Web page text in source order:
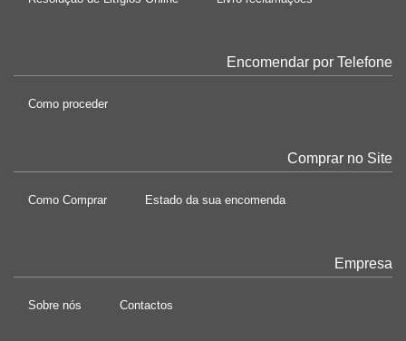
Encomendar por Telefone
Como proceder
Comprar no Site
Como Comprar Estado da sua encomenda
Empresa
Sobre nós Contactos